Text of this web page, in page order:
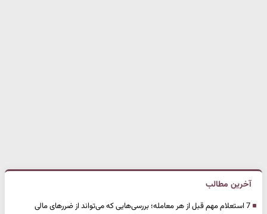
آخرین مطالب
7 استعلام مهم قبل از هر معامله؛ بررسی‌هایی که می‌تواند از ضررهای مالی